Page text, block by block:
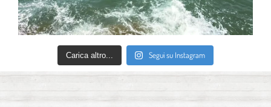
Carica altro... Segui su Instagram